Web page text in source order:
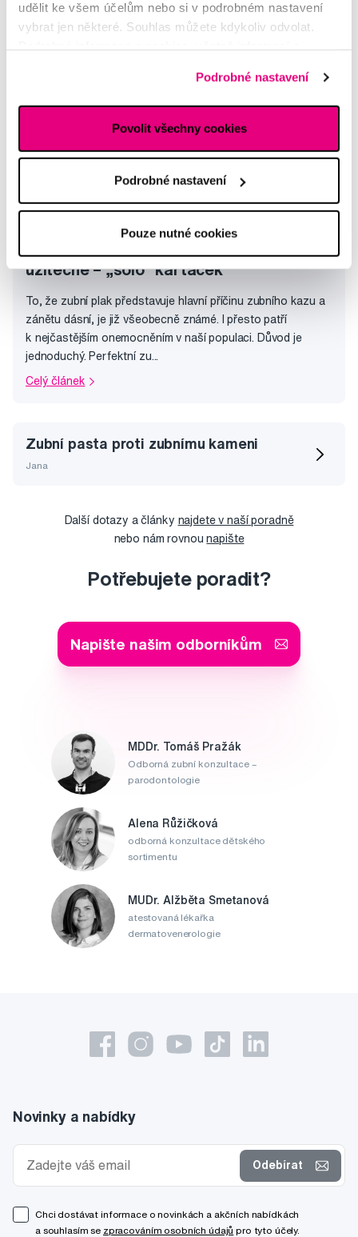
udělit ke všem účelům nebo si v podrobném nastavení
vybrat jen některé. Souhlas můžete kdykoliv odvolat.
Podrobné nastavení
Povolit všechny cookies
Podrobné nastavení
Pouze nutné cookies
Pobolívání zubu vedle toho vrtaného
Hana
užitečné – „solo“ kartáček
To, že zubní plak představuje hlavní příčinu zubního kazu a
zánětu dásní, je již všeobecně známé. I přesto patří
k nejčastějším onemocněním v naší populaci. Důvod je
jednoduchý. Perfektní zu...
Celý článek
Zubní pasta proti zubnímu kameni
Jana
Další dotazy a články najdete v naší poradně
nebo nám rovnounapište
Potřebujete poradit?
Napište našim odborníkům
MDDr. Tomáš Pražák
Odborná zubní konzultace –
parodontologie
Alena Růžičková
odborná konzultace dětského
sortimentu
MUDr. Alžběta Smetanová
atestovaná lékařka
dermatovenerologie
Novinky a nabídky
Odebírat
Chci dostávat informace o novinkách a akčních nabídkách
a souhlasím se zpracováním osobních údajů pro tyto účely.